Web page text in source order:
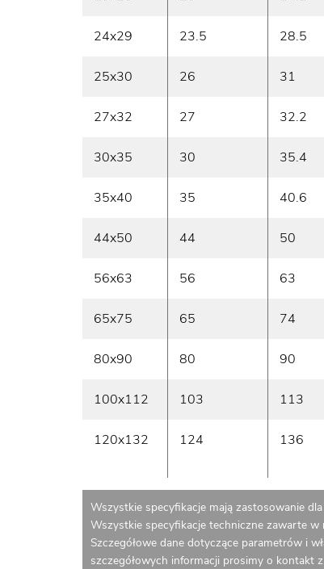
24x29 23.5 28.5
25x30 26 31
27x32 27 32.2
30x35 30 35.4
35x40 35 40.6
44x50 44 50
56x63 56 63
65x75 65 74
80x90 80 90
100x112 103 113
120x132 124 136
Wszystkie specyfikacje mają zastosowanie
Wszystkie specyfikacje techniczne zawarte w
Szczegółowe dane dotyczące parametrów i
szczegółowych informacji prosimy o kontakt